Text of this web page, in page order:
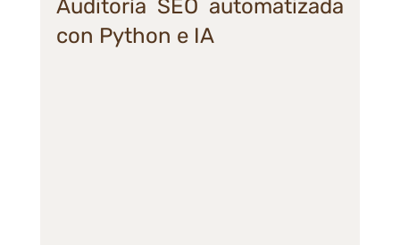
Auditoría SEO automatizada
con Python e IA